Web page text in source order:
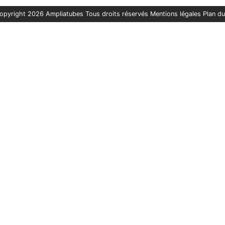
2026 Ampliatubes Tous droits réservés Mentions légales Plan